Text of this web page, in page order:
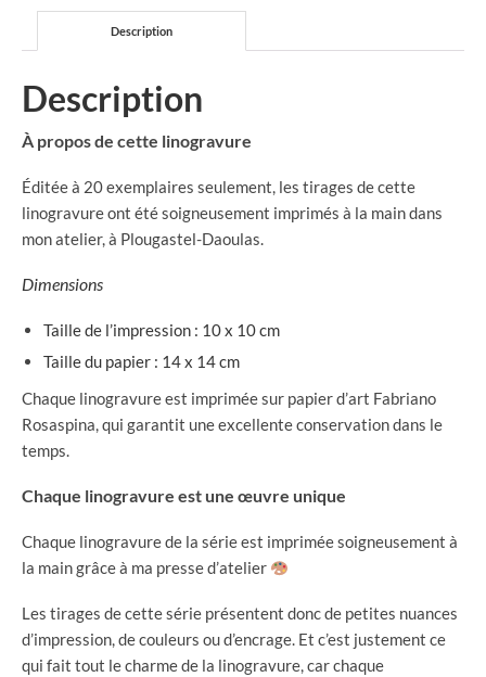
port
Description
Description
À propos de cette linogravure
Éditée à 20 exemplaires seulement, les tirages de cette
linogravure ont été soigneusement imprimés à la main dans
mon atelier, à Plougastel-Daoulas.
Dimensions
Taille de l’impression : 10 x 10 cm
Taille du papier : 14 x 14 cm
Chaque linogravure est imprimée sur papier d’art Fabriano
Rosaspina, qui garantit une excellente conservation dans le
temps.
Chaque linogravure est une œuvre unique
Chaque linogravure de la série est imprimée soigneusement à
la main grâce à ma presse d’atelier
Les tirages de cette série présentent donc de petites nuances
d’impression, de couleurs ou d’encrage. Et c’est justement ce
qui fait tout le charme de la linogravure, car chaque